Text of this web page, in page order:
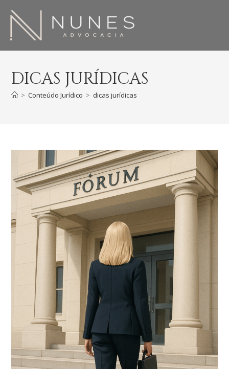
DICAS JURÍDICAS
> Conteúdo Jurídico > dicas jurídicas